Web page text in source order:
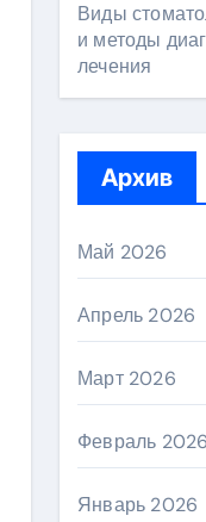
Виды
и методы
лечения
Архив
Май 2026
Апрель 2026
Март 2026
Февраль 2026
Январь 2026